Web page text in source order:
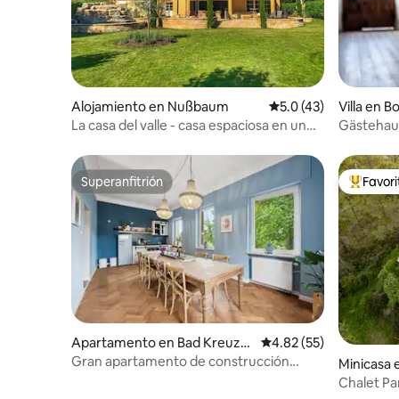
Alojamiento en Nußbaum Calificación
5.0 (43)
La casa del valle - casa espaciosa en un
Villa en
nstraße
Superanfitrión
Superanfitrión
Apartamento en Bad Kreuzn
ach
Calificación
4.82 (55)
Gran apartamento de construcción
Minicasa
Chalet